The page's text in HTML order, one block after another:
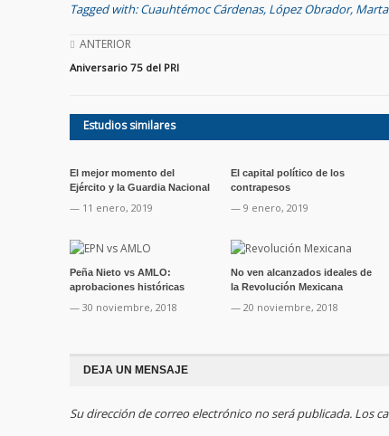
Tagged with: Cuauhtémoc Cárdenas, López Obrador,
ANTERIOR
Aniversario 75 del PRI
Estudios similares
El mejor momento del
Ejército y la Guardia Nacional
— 11 enero, 2019
El capital político de los
contrapesos
— 9 enero, 2019
Peña Nieto vs AMLO:
aprobaciones históricas
— 30 noviembre, 2018
No ven alcanzados ideales de
la Revolución Mexicana
— 20 noviembre, 2018
DEJA UN MENSAJE
Su dirección de correo electrónico no será publicada. Los